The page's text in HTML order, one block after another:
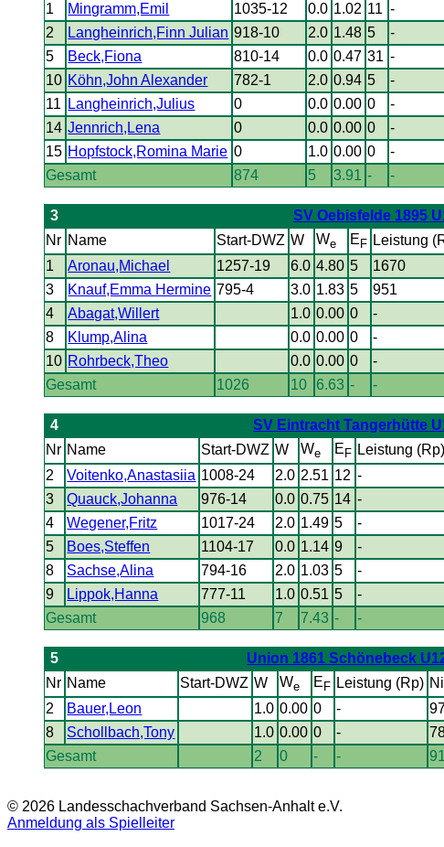
1 Mingramm,Emil 1035-12 0.0 1.02 11 -
2
Langheinrich,Finn Julian 918-10 2.0 1.48 5 -
5
Beck,Fiona 810-14 0.0 0.47 31 -
10 Köhn,John Alexander 782-1 2.0 0.94 5 -
11
Langheinrich,Julius 0 0.0 0.00 0 -
14 Jennrich,Lena 0 0.0 0.00 0 -
15 Hopfstock,Romina Marie 0 1.0 0.00 0 -
Gesamt
874 5 3.91 - -
3
SV Oebisfelde 1895
Nr Name Start-DWZ W We E F Leistung
1 Aronau,Michael 1257-19 6.0 4.80 5 1670
3
Knauf,Emma Hermine 795-4 3.0 1.83 5 951
4
Abagat,Willert 1.0 0.00 0 -
8
Klump,Alina 0.0 0.00 0 -
10 Rohrbeck,Theo 0.0 0.00 0 -
Gesamt
1026 10 6.63 - -
4
SV Eintracht Tangerhütte
Nr Name Start-DWZ W We E F Leistung (Rp)
2 Voitenko,Anastasiia 1008-24 2.0 2.51 12 -
3
Quauck,Johanna 976-14 0.0 0.75 14 -
4
Wegener,Fritz 1017-24 2.0 1.49 5 -
5
Boes,Steffen 1104-17 0.0 1.14 9 -
8
Sachse,Alina 794-16 2.0 1.03 5 -
9
Lippok,Hanna 777-11 1.0 0.51 5 -
Gesamt
968 7 7.43 - -
5
Union 1861 Schönebeck
Nr Name Start-DWZ W We E F Leistung (Rp)
2 Bauer,Leon 1.0 0.00 0 -
8
Schollbach,Tony 1.0 0.00 0 -
Gesamt
2 0 - -
© 2026 Landesschachverband Sachsen-Anhalt e.V.
Anmeldung als Spielleiter